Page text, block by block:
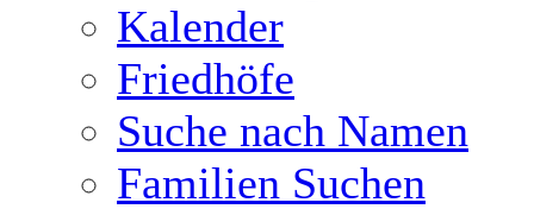
Kalender
Friedhöfe
Suche nach Namen
Familien Suchen